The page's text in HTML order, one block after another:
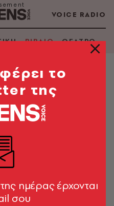
VOICE RADIO
ΒΙΒΛΙΟ ΘΕΑΤΡΟ -
το
της
ημέρας έρχονται
σου